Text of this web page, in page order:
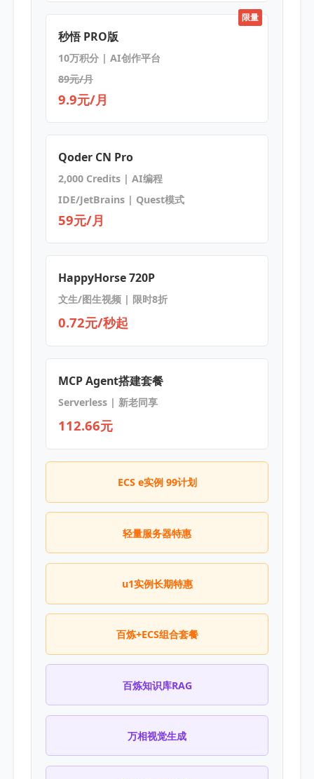
限量
秒悟 PRO版
10万积分 | AI创作平台
89元/月
9.9元/月
Qoder CN Pro
2,000 Credits | AI编程
IDE/JetBrains | Quest模式
59元/月
HappyHorse 720P
文生/图生视频 | 限时8折
0.72元/秒起
MCP Agent搭建套餐
Serverless | 新老同享
112.66元
ECS e实例 99计划
轻量服务器特惠
u1实例长期特惠
百炼+ECS组合套餐
百炼知识库RAG
万相视觉生成